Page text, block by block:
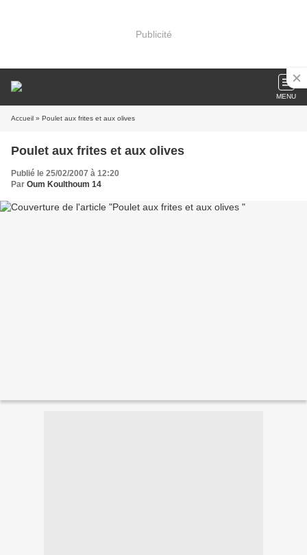
Publicité
MENU
Accueil » Poulet aux frites et aux olives
Poulet aux frites et aux olives
Publié le 25/02/2007 à 12:20
Par Oum Koulthoum 14